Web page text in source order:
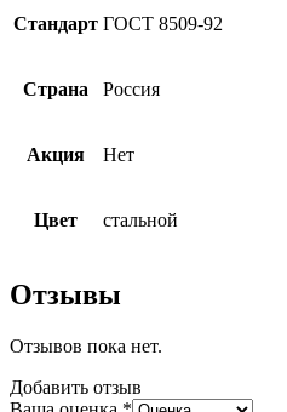
Стандарт ГОСТ 8509-92
Страна Россия
Акция Нет
Цвет стальной
Отзывы
Отзывов пока нет.
Добавить отзыв